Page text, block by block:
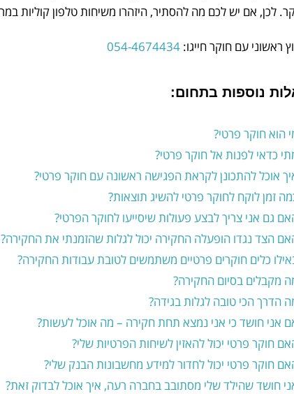
לכן, אם יש לכם מה להסתיר, היזהרו משיחות טלפון קוליות
ראשוני עם חוקר חייגו:
נוספות בתחום:
הוא חוקר פרטי?
כדאי לפנות אל חוקר פרטי?
אוכל להתכונן לקראת הפגישה ראשונה עם חוקר פרטי?
זמן לוקח לחוקר פרטי להשיג תוצאות?
גם אני צריך לבצע פעולות שיסייעו לחוקר הפרטי?
הצד נגדו הופעלה החקירה יכול לגלות שהזמנתי את החקירה?
כלים חוקרים פרטיים משתמשים לטובת עבודות החקירה?
מקבלים בסיום החקירה?
הדרך הכי טובה לגלות בגידה?
אני חושד כי אני נמצא תחת חקירה – מה אוכל לעשות?
חוקר פרטי יכול להאזין לשיחות הפרטיות שלי?
חוקר פרטי יכול לחדור למידע מחשבונות הבנק שלי?
חושד שהילד שלי מסתובב בחברה רעה, איך אוכל לבדוק זאת?